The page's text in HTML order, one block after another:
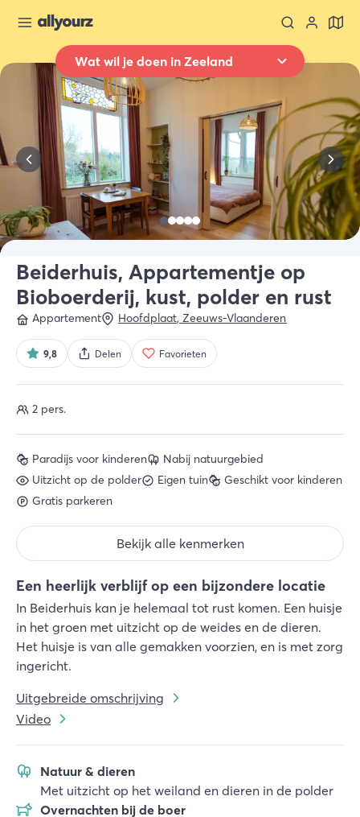
Wat wil je doen in Zeeland
Terug naar overzicht
Overnachten
Waar
Heel Zeeland
Wanneer
Selecteer datum
Alle types
Wie
2 gasten
Zoek
Beiderhuis, Appartementje op
Bioboerderij, kust, polder en rust
Appartement Hoofdplaat, Zeeuws-Vlaanderen
9,8 Delen Favorieten
Een heerlijk verblijf op een bijzondere locatie
In Beiderhuis kan je helemaal tot rust komen. Een huisje
in het groen met uitzicht op de weides en de dieren.
Het huisje is van alle gemakken voorzien, en is met zorg
ingericht.
Uitgebreide omschrijving
Video
Natuur & dieren
Met uitzicht op het weiland en dieren in de polder
Overnachten bij de boer
Paradijs voor kinderen
Nabij natuurgebied
Uitzicht op de polder
Eigen tuin
Geschikt voor kinderen
Gratis parkeren
Bekijk alle kenmerken
2 pers.